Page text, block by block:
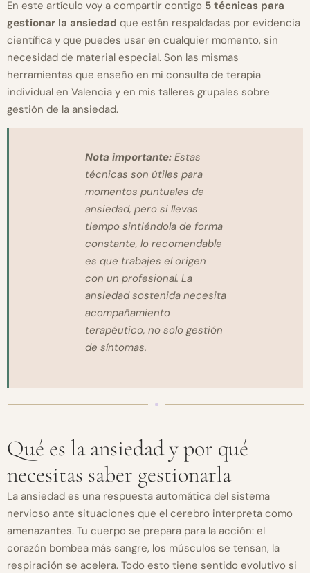
En este artículo voy a compartir contigo 5 técnicas para
gestionar la ansiedad que están respaldadas por evidencia
científica y que puedes usar en cualquier momento, sin
necesidad de material especial. Son las mismas
herramientas que enseño en mi consulta de terapia
individual en Valencia y en mis talleres grupales sobre
gestión de la ansiedad.
Nota importante: Estas
técnicas son útiles para
momentos puntuales de
ansiedad, pero si llevas
tiempo sintiéndola de forma
constante, lo recomendable
es que trabajes el origen
con un profesional. La
ansiedad sostenida necesita
acompañamiento
terapéutico, no solo gestión
de síntomas.
Qué es la ansiedad y por qué
necesitas saber gestionarla
La ansiedad es una respuesta automática del sistema
nervioso ante situaciones que el cerebro interpreta como
amenazantes. Tu cuerpo se prepara para la acción: el
corazón bombea más sangre, los músculos se tensan, la
respiración se acelera. Todo esto tiene sentido evolutivo si